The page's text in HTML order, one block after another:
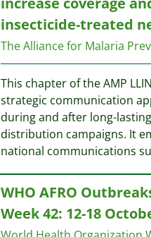
insecticide-treated
The Alliance for Malaria
This chapter of the AMP
strategic communication
during and after long-
distribution campaigns. It
national communications
WHO AFRO
Week 42: 12-18